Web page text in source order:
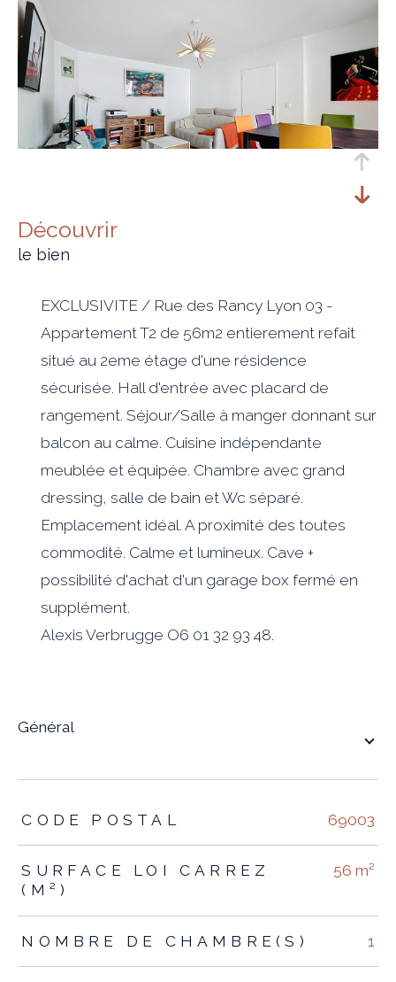
découvrir
le bien
EXCLUSIVITE / Rue des Rancy Lyon 03 -
Appartement T2 de 56m2 entierement refait
situé au 2eme étage d'une résidence
sécurisée. Hall d'entrée avec placard de
rangement. Séjour/Salle à manger donnant sur
balcon au calme. Cuisine indépendante
meublée et équipée. Chambre avec grand
dressing, salle de bain et Wc séparé.
Emplacement idéal. A proximité des toutes
commodité. Calme et lumineux. Cave +
possibilité d'achat d'un garage box fermé en
supplément.
Alexis Verbrugge O6 01 32 93 48.
général
TRAD_ZEPHYR_Caracteristique TRAD_ZEPHYR_Valeurs
CODE POSTAL 69003
SURFACE LOI CARREZ
(M²)
56 m²
NOMBRE DE CHAMBRE(S) 1